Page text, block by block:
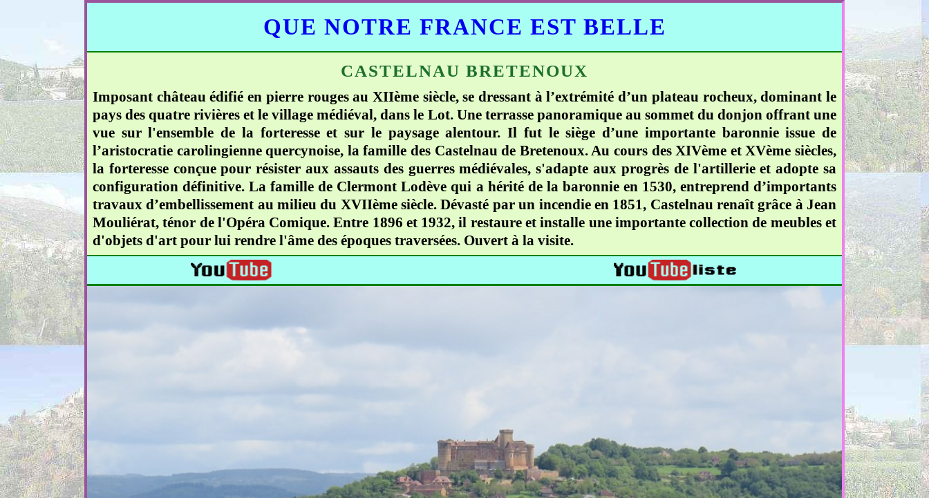
QUE NOTRE FRANCE EST BELLE
CASTELNAU BRETENOUX
Imposant château édifié en pierre rouges au XIIème siècle, se dressant à l’extrémité d’un plateau rocheux, dominant le
pays des quatre rivières et le village médiéval, dans le Lot. Une terrasse panoramique au sommet du donjon offrant une
vue sur l'ensemble de la forteresse et sur le paysage alentour. Il fut le siège d’une importante baronnie issue de
l’aristocratie carolingienne quercynoise, la famille des Castelnau de Bretenoux. Au cours des XIVème et XVème siècles,
la forteresse conçue pour résister aux assauts des guerres médiévales, s'adapte aux progrès de l'artillerie et adopte sa
configuration définitive. La famille de Clermont Lodève qui a hérité de la baronnie en 1530, entreprend d’importants
travaux d’embellissement au milieu du XVIIème siècle. Dévasté par un incendie en 1851, Castelnau renaît grâce à Jean
Mouliérat, ténor de l'Opéra Comique. Entre 1896 et 1932, il restaure et installe une importante collection de meubles et
d'objets d'art pour lui rendre l'âme des époques traversées. Ouvert à la visite.